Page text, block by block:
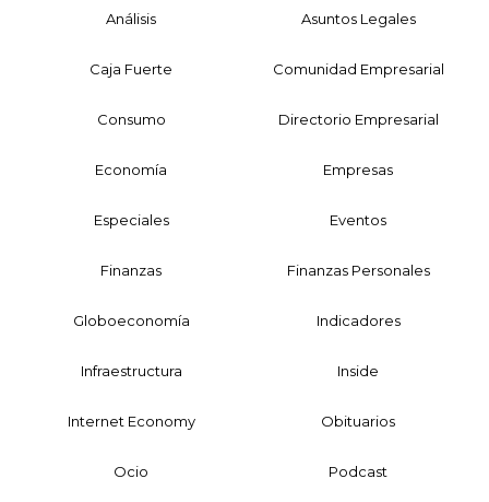
Análisis Asuntos Legales
Caja Fuerte Comunidad Empresarial
Consumo Directorio Empresarial
Economía Empresas
Especiales Eventos
Finanzas Finanzas Personales
Globoeconomía Indicadores
Infraestructura Inside
Internet Economy Obituarios
Ocio Podcast